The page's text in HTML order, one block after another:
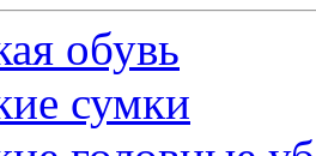
обувь
сумки